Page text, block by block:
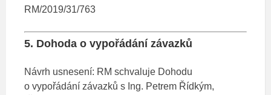
RM/2019/31/763
5. Dohoda o vypořádání závazků
Návrh usnesení: RM schvaluje Dohodu
o vypořádání závazků s Ing. Petrem Řídkým,